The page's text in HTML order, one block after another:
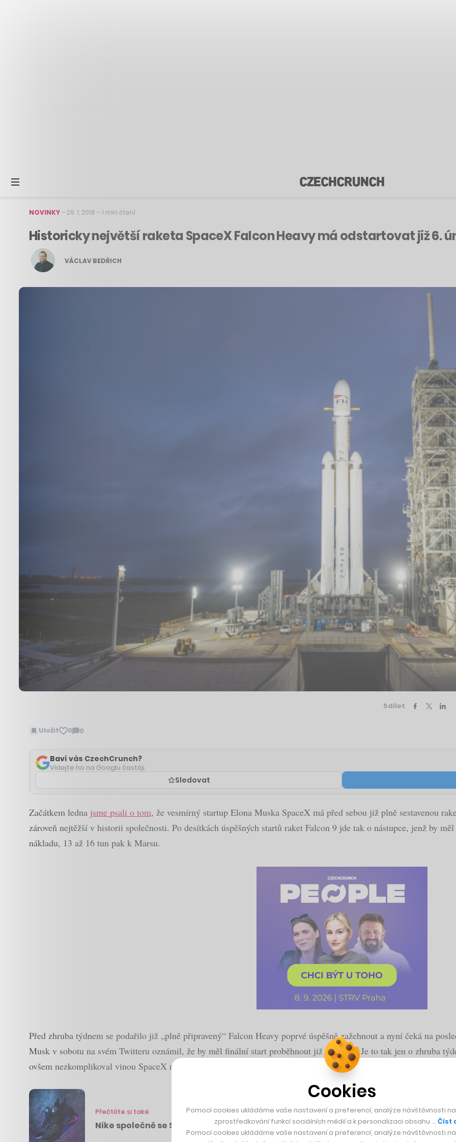
NOVINKY– 29. 1. 2018 –1 min čtení
Historicky největší raketa SpaceX Falcon Heavy má odstartovat již 6.
VÁCLAV BEDŘICH
Sdílet
Uložit 0 0
Zobrazit
Baví vás CzechCrunch?
Vídejte ho na Googlu častěji.
Sledovat
Začátkem ledna jsme psali o tom, že vesmírný startup Elona Muska SpaceX má před sebou již plně sestavenou
zároveň nejtěžší v historii společnosti. Po desítkách úspěšných startů raket Falcon 9 jde tak o nástupce, jenž by
nákladu, 13 až 16 tun pak k Marsu.
Před zhruba týdnem se podařilo již „plně připravený“ Falcon Heavy poprvé úspěšně zažehnout a nyní čeká na
Musk v sobotu na svém Twitteru oznámil, že by měl finální start proběhnout již 6. února. Je to tak jen o zhruba
ovšem nezkomplikoval vinou SpaceX nebo technickými problémy, ale pozastavením americké vlády, jenž byla
Přečtěte si také
Nike společně se Sony navrhl limitovanou edici tenisek se svítícím logem
Cookies
Pomocí cookies ukládáme vaše nastavení a preferencí, analýze návštěvnosti
zprostředkování funkcí sociálních médií a k personalizaci obsahu … Číst
Pomocí cookies ukládáme vaše nastavení a preferencí, analýze návštěvnosti